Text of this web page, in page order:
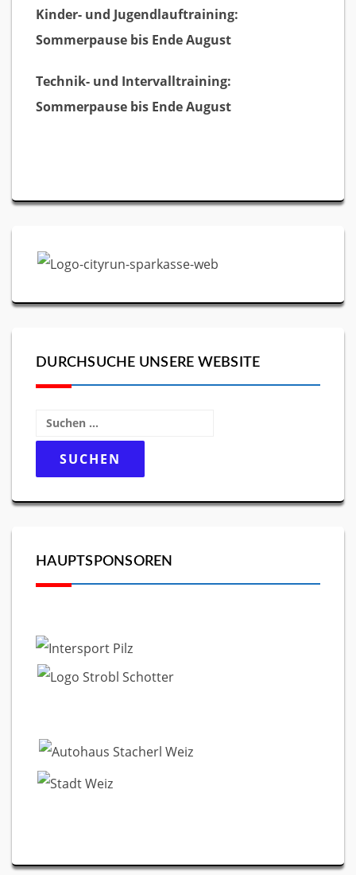
Kinder- und Jugendlauftraining:
Sommerpause bis Ende August
Technik- und Intervalltraining:
Sommerpause bis Ende August
DURCHSUCHE UNSERE WEBSITE
Suchen
nach:
HAUPTSPONSOREN